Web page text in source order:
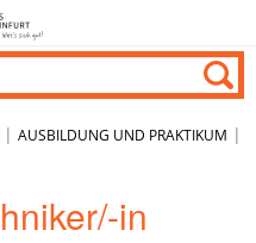
| AUSBILDUNG UND PRAKTIKUM |
in